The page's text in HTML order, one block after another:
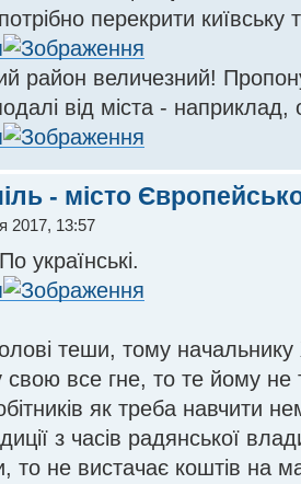
перекрити київську
район величезний!
від міста - наприклад,
- місто
2017, 13:57
українські.
теши, тому
свою все гне, то те йому не
як треба навчити
з часів радянської
то не вистачає коштів на